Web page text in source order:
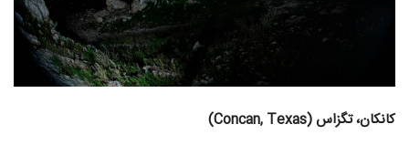
کانکان، تگزاس (Concan, Texas)